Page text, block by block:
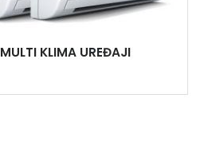
MULTI KLIMA UREĐAJI